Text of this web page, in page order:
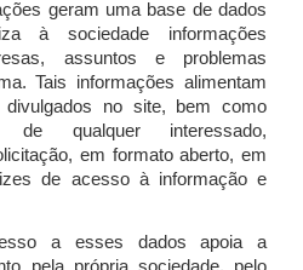
geram uma base de dados
à sociedade informações
assuntos e problemas
Tais informações alimentam
no site, bem como
qualquer interessado,
em formato aberto, em
de acesso à informação e
a esses dados apoia a